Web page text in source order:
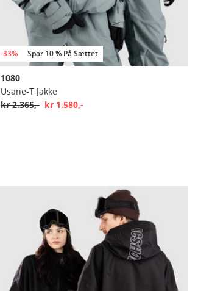
-33% Spar 10 % På Sættet
1080
Usane-T Jakke
kr 2.365,- kr 1.580,-